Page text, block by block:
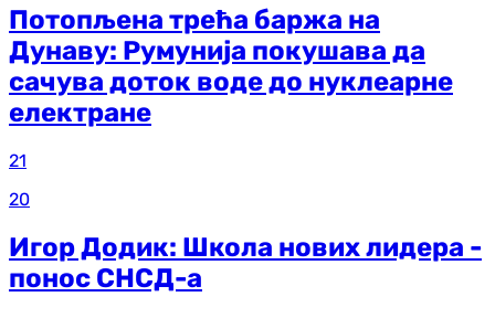
Потопљена трећа баржа на
Дунаву: Румунија покушава да
сачува доток воде до нуклеарне
електране
21
20
Игор Додик: Школа нових лидера -
понос СНСД-а